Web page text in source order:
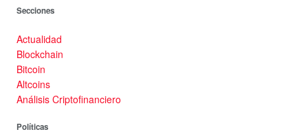
Secciones
Actualidad
Blockchain
Bitcoin
Altcoins
Análisis Criptofinanciero
Políticas